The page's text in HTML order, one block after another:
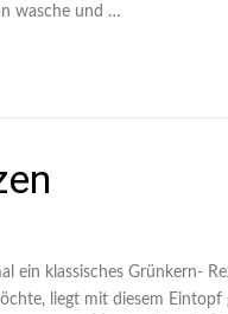
wasche und …
ein klassisches Grünkern-
liegt mit diesem Eintopf